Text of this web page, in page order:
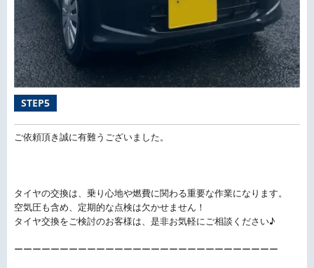
STEP5
ご依頼頂き誠に有難うございました。
タイヤの交換は、乗り心地や燃費に関わる重要な作業になります。
空気圧も含め、定期的な点検は欠かせません！
タイヤ交換をご検討のお客様は、是非お気軽にご相談ください♪
ーーーーーーーーーーーーーーーーーーーーーーーーーーーーー